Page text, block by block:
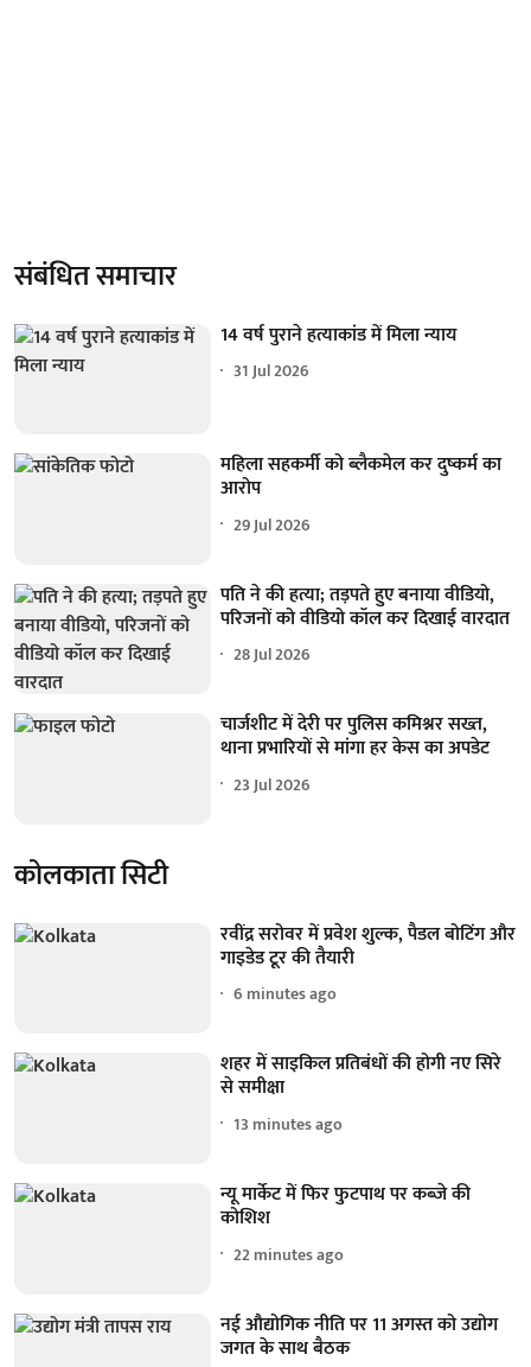
संबंधित समाचार
14 वर्ष पुराने हत्याकांड में मिला न्याय
31 Jul 2026
महिला सहकर्मी को ब्लैकमेल कर दुष्कर्म का
आरोप
29 Jul 2026
पति ने की हत्या; तड़पते हुए बनाया वीडियो,
परिजनों को वीडियो कॉल कर दिखाई वारदात
28 Jul 2026
चार्जशीट में देरी पर पुलिस कमिश्नर सख्त,
थाना प्रभारियों से मांगा हर केस का अपडेट
23 Jul 2026
कोलकाता सिटी
रवींद्र सरोवर में प्रवेश शुल्क, पैडल बोटिंग और
गाइडेड टूर की तैयारी
6 minutes ago
शहर में साइकिल प्रतिबंधों की होगी नए सिरे
से समीक्षा
13 minutes ago
न्यू मार्केट में फिर फुटपाथ पर कब्जे की
कोशिश
22 minutes ago
नई औद्योगिक नीति पर 11 अगस्त को उद्योग
जगत के साथ बैठक